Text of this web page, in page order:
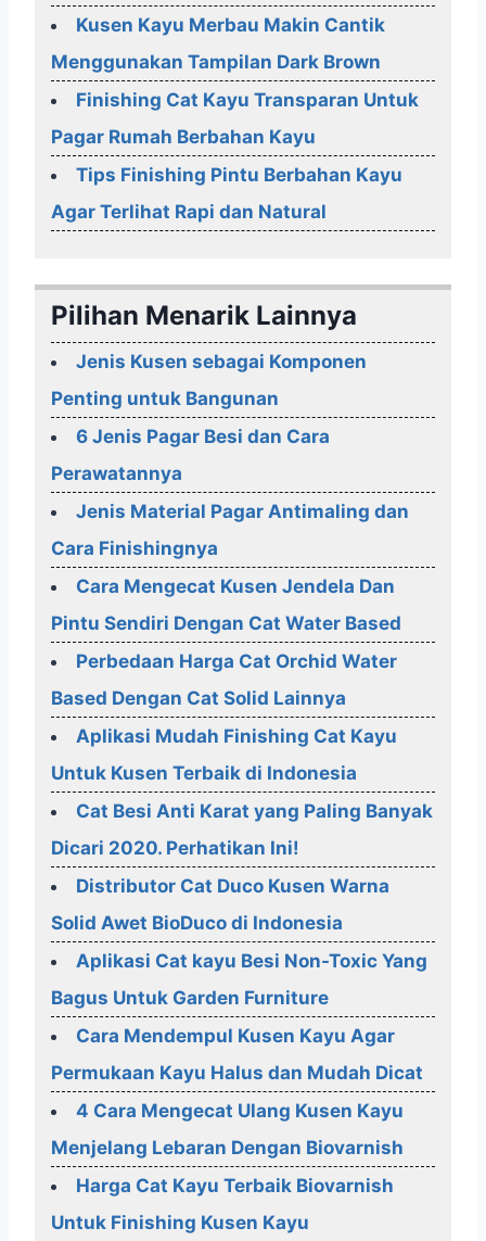
Kusen Kayu Merbau Makin Cantik
Menggunakan Tampilan Dark Brown
Finishing Cat Kayu Transparan Untuk
Pagar Rumah Berbahan Kayu
Tips Finishing Pintu Berbahan Kayu
Agar Terlihat Rapi dan Natural
Pilihan Menarik Lainnya
Jenis Kusen sebagai Komponen
Penting untuk Bangunan
6 Jenis Pagar Besi dan Cara
Perawatannya
Jenis Material Pagar Antimaling dan
Cara Finishingnya
Cara Mengecat Kusen Jendela Dan
Pintu Sendiri Dengan Cat Water Based
Perbedaan Harga Cat Orchid Water
Based Dengan Cat Solid Lainnya
Aplikasi Mudah Finishing Cat Kayu
Untuk Kusen Terbaik di Indonesia
Cat Besi Anti Karat yang Paling Banyak
Dicari 2020. Perhatikan Ini!
Distributor Cat Duco Kusen Warna
Solid Awet BioDuco di Indonesia
Aplikasi Cat kayu Besi Non-Toxic Yang
Bagus Untuk Garden Furniture
Cara Mendempul Kusen Kayu Agar
Permukaan Kayu Halus dan Mudah Dicat
4 Cara Mengecat Ulang Kusen Kayu
Menjelang Lebaran Dengan Biovarnish
Harga Cat Kayu Terbaik Biovarnish
Untuk Finishing Kusen Kayu